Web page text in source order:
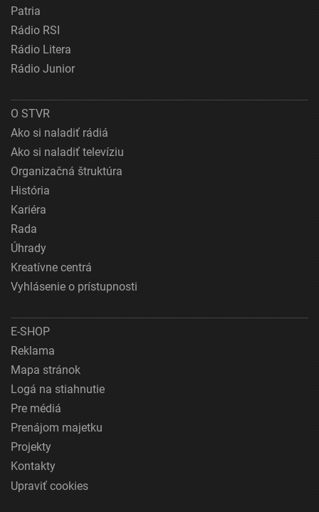
Patria
Rádio RSI
Rádio Litera
Rádio Junior
O STVR
Ako si naladiť rádiá
Ako si naladiť televíziu
Organizačná štruktúra
História
Kariéra
Rada
Úhrady
Kreatívne centrá
Vyhlásenie o prístupnosti
E-SHOP
Reklama
Mapa stránok
Logá na stiahnutie
Pre médiá
Prenájom majetku
Projekty
Kontakty
Upraviť cookies